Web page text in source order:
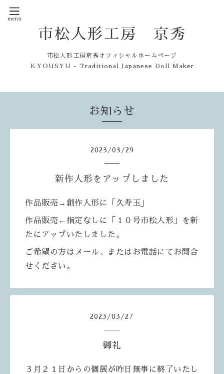
市松人形工房 京秀
市松人形工房京秀オフィシャルホームページ
KYOUSYU - Traditional Japanese Doll Maker
お知らせ
2023 /03 /29
新作人形をアップしました
作品販売→創作人形に「久寿玉」
作品販売←指定なしに「１０号市松人形」を新
たにアップいたしました。
ご希望の方はメール、またはお電話にてお問合
せください。
2023 /03 /27
御礼
３月２１日からの個展が昨日無事に終了いたし